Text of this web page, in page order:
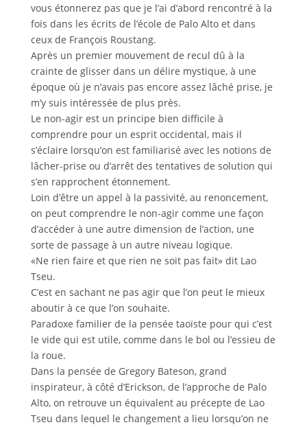
vous étonnerez pas que je l’ai d’abord rencontré à la
fois dans les écrits de l’école de Palo Alto et dans
ceux de François Roustang.
Après un premier mouvement de recul dû à la
crainte de glisser dans un délire mystique, à une
époque où je n’avais pas encore assez lâché prise, je
m’y suis intéressée de plus près.
Le non-agir est un principe bien difficile à
comprendre pour un esprit occidental, mais il
s’éclaire lorsqu’on est familiarisé avec les notions de
lâcher-prise ou d’arrêt des tentatives de solution qui
s’en rapprochent étonnement.
Loin d’être un appel à la passivité, au renoncement,
on peut comprendre le non-agir comme une façon
d’accéder à une autre dimension de l’action, une
sorte de passage à un autre niveau logique.
«Ne rien faire et que rien ne soit pas fait» dit Lao
Tseu.
C’est en sachant ne pas agir que l’on peut le mieux
aboutir à ce que l’on souhaite.
Paradoxe familier de la pensée taoïste pour qui c’est
le vide qui est utile, comme dans le bol ou l’essieu de
la roue.
Dans la pensée de Gregory Bateson, grand
inspirateur, à côté d’Erickson, de l’approche de Palo
Alto, on retrouve un équivalent au précepte de Lao
Tseu dans lequel le changement a lieu lorsqu’on ne